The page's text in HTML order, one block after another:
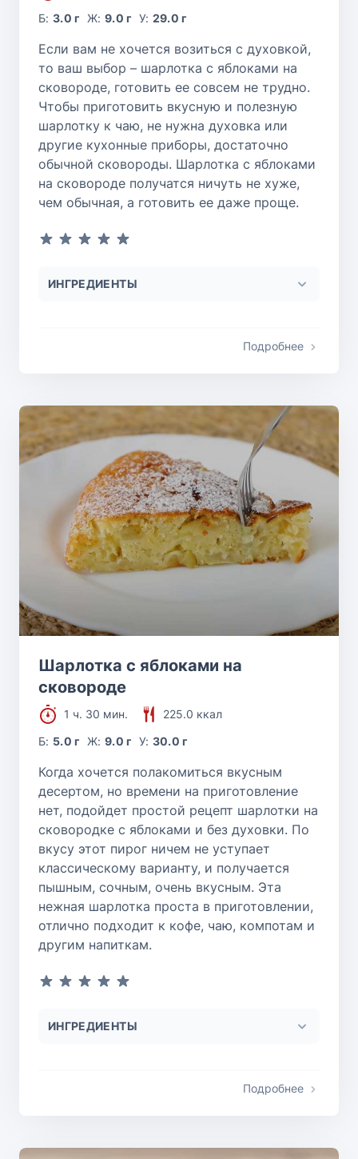
Б:3.0 г Ж: 9.0 г У: 29.0 г
Если вам не хочется возиться с духовкой,
то ваш выбор – шарлотка с яблоками на
сковороде, готовить ее совсем не трудно.
Чтобы приготовить вкусную и полезную
шарлотку к чаю, не нужна духовка или
другие кухонные приборы, достаточно
обычной сковороды. Шарлотка с яблоками
на сковороде получатся ничуть не хуже,
чем обычная, а готовить ее даже проще.
ИНГРЕДИЕНТЫ
Подробнее
Шарлотка с яблоками на
сковороде
1 ч. 30 мин.
225.0 ккал
Б: 5.0 г Ж: 9.0 г У: 30.0 г
Когда хочется полакомиться вкусным
десертом, но времени на приготовление
нет, подойдет простой рецепт шарлотки на
сковородке с яблоками и без духовки. По
вкусу этот пирог ничем не уступает
классическому варианту, и получается
пышным, сочным, очень вкусным. Эта
нежная шарлотка проста в приготовлении,
отлично подходит к кофе, чаю, компотам и
другим напиткам.
ИНГРЕДИЕНТЫ
Подробнее